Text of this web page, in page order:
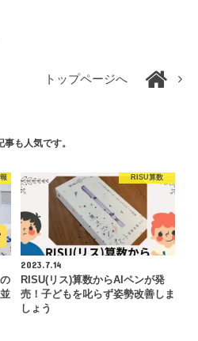
トップページへ
事も人気です。
RISU算数
2023.7.14
RISU(リス)算数からAIペンが発
売！子どもを叱らず姿勢改善しま
しょう